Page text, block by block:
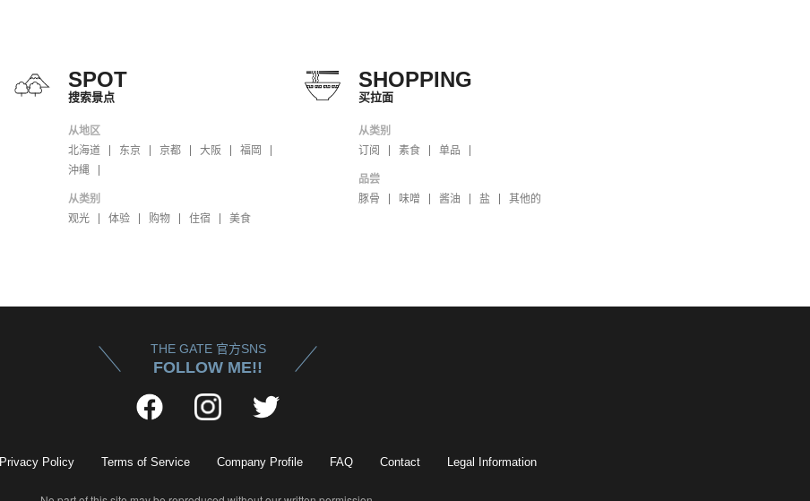
SPOT
搜索景点
从地区
北海道
东京 京都 大阪
福岡
沖縄
从类别
观光
体验 购物 住宿 美食
SHOPPING
买拉面
从类别
订阅
素食 单品
品尝
豚骨
味噌 酱油 盐 其他的
THE GATE 官方SNS
FOLLOW ME!!
Privacy Policy Terms of Service Company Profile FAQ Contact Legal Information